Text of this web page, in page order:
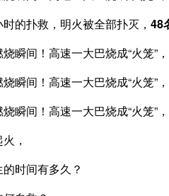
的扑救，明火被全部扑灭， 48
，
时间有多久？